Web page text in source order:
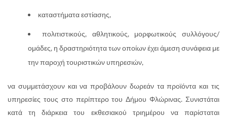
καταστήματα εστίασης,
πολιτιστικούς, αθλητικούς, μορφωτικούς συλλόγους/
ομάδες, η δραστηριότητα των οποίων έχει άμεση συνάφεια με
την παροχή τουριστικών υπηρεσιών,
να συμμετάσχουν και να προβάλουν δωρεάν τα προϊόντα και τις
υπηρεσίες τους στο περίπτερο του Δήμου Φλώρινας. Συνιστάται
κατά τη διάρκεια του εκθεσιακού τριημέρου να παρίσταται